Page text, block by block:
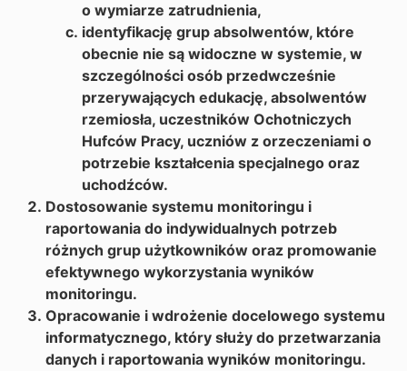
o wymiarze zatrudnienia,
identyfikację grup absolwentów, które
obecnie nie są widoczne w systemie, w
szczególności osób przedwcześnie
przerywających edukację, absolwentów
rzemiosła, uczestników Ochotniczych
Hufców Pracy, uczniów z orzeczeniami o
potrzebie kształcenia specjalnego oraz
uchodźców.
Dostosowanie systemu monitoringu i
raportowania do indywidualnych potrzeb
różnych grup użytkowników oraz promowanie
efektywnego wykorzystania wyników
monitoringu.
Opracowanie i wdrożenie docelowego systemu
informatycznego, który służy do przetwarzania
danych i raportowania wyników monitoringu.